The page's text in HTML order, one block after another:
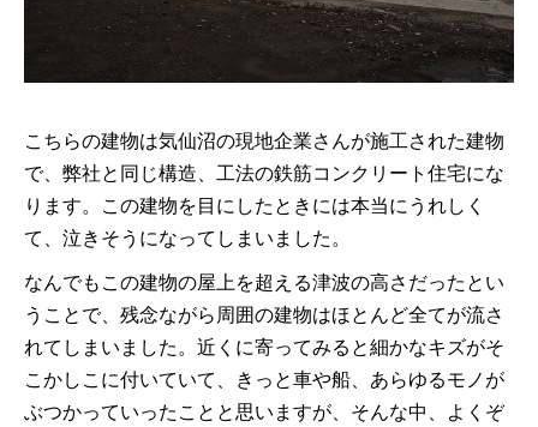
こちらの建物は気仙沼の現地企業さんが施工された建物
で、弊社と同じ構造、工法の鉄筋コンクリート住宅にな
ります。この建物を目にしたときには本当にうれしく
て、泣きそうになってしまいました。
なんでもこの建物の屋上を超える津波の高さだったとい
うことで、残念ながら周囲の建物はほとんど全てが流さ
れてしまいました。近くに寄ってみると細かなキズがそ
こかしこに付いていて、きっと車や船、あらゆるモノが
ぶつかっていったことと思いますが、そんな中、よくぞ